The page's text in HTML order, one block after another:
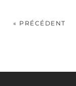
« PRÉCÉDENT